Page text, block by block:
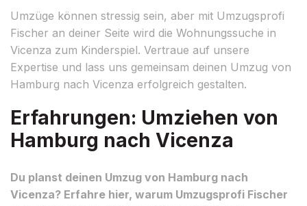
Umzüge können stressig sein, aber mit Umzugsprofi
Fischer an deiner Seite wird die Wohnungssuche in
Vicenza zum Kinderspiel. Vertraue auf unsere
Expertise und lass uns gemeinsam deinen Umzug von
Hamburg nach Vicenza erfolgreich gestalten.
Erfahrungen: Umziehen von
Hamburg nach Vicenza
Du planst deinen Umzug von Hamburg nach
Vicenza? Erfahre hier, warum Umzugsprofi Fischer